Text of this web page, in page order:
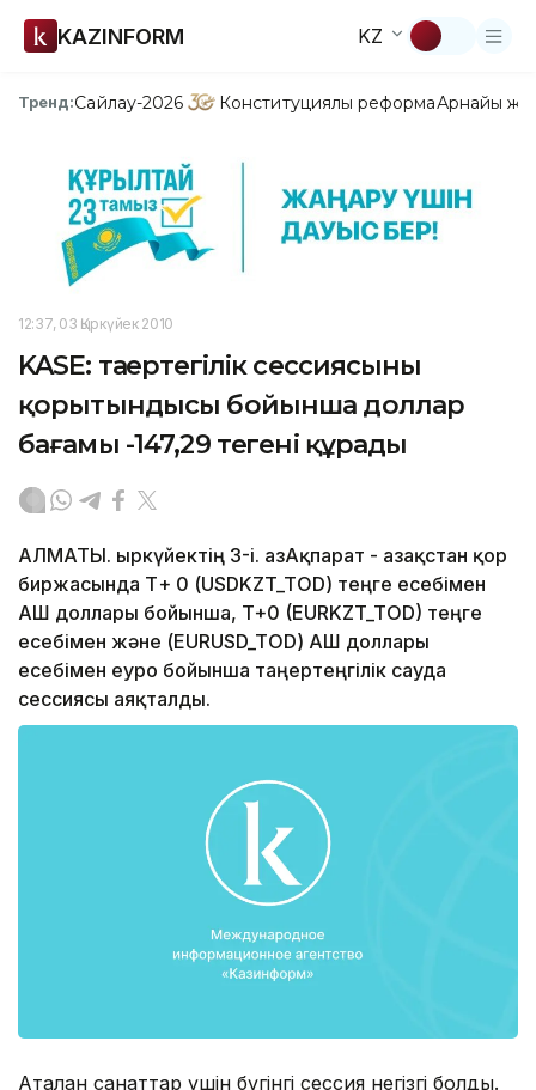
KAZINFORM KZ
Тренд:Сайлау-2026 Конституциялық реформаАрнайы
12:37, 03 Қыркүйек 2010
KASE: таңертеңгілік сессиясының
қорытындысы бойынша доллар
бағамы -147,29 теңгені құрады
АЛМАТЫ. Қыркүйектің 3-і. ҚазАқпарат - Қазақстан қор
биржасында Т+ 0 (USDKZT_TOD) теңге есебімен
АҚШ доллары бойынша, T+0 (EURKZT_TOD) теңге
есебімен және (EURUSD_TOD) АҚШ доллары
есебімен еуро бойынша таңертеңгілік сауда
сессиясы аяқталды.
Аталған санаттар үшін бүгінгі сессия негізгі болды.